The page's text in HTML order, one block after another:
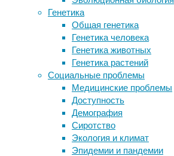
Генетика
Общая генетика
Генетика человека
Генетика животных
Генетика растений
Социальные проблемы
Медицинские проблемы
Доступность
Демография
Сиротство
Экология и климат
Эпидемии и пандемии
помогающие
переваривать
еду
держать
под
контролем
желудочно-
кишечный
тракт.
Среди
прочего,